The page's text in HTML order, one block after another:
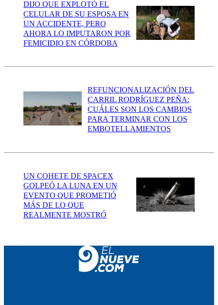
DIJO QUE EXPLOTÓ EL
CELULAR DE SU ESPOSA EN
UN ACCIDENTE, PERO
AHORA LO IMPUTARON POR
FEMICIDIO EN CÓRDOBA
REFUNCIONALIZACIÓN DEL
CARRIL RODRÍGUEZ PEÑA:
CUÁLES SON LOS CAMBIOS
PARA TERMINAR CON LOS
EMBOTELLAMIENTOS
UN COHETE DE SPACEX
GOLPEÓ LA LUNA EN UN
EVENTO QUE PROMETIÓ
MÁS DE LO QUE
REALMENTE MOSTRÓ